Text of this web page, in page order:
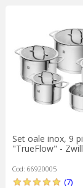
Set oale inox, 9
"TrueFlow" -
Cod: 66920005
(7)